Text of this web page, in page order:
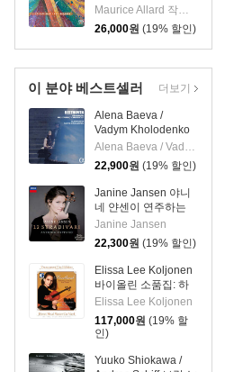
(Rhapsodies: Works
for Bassoon solo)
[SACD Hybrid]
Maurice Allard 작곡 외 4명
26,000원 (19% 할인)
이 분야 베스트셀러
Alena Baeva /
Vadym Kholodenko
베토벤: 바이올린 소
나타 5번 '봄', 9번 '크
로이처', 3번
(Beethoven: Violin
Sonatas Nos. 5
"Spring", 9 'Kreutzer"
& 3)
Alena Baeva / Vadym Kholodenko
22,900원 (19% 할인)
Janine Jansen 야니
네 얀센이 연주하는
12개의 스트라디바리
(12 Stradivari)
Janine Jansen
22,300원 (19% 할인)
Elissa Lee Koljonen
바이올린 소품집: 하
트브레이크
(Heartbreak:
Romantic Encores
For Violin) [투명 클리
어 컬러 2LP]
Elissa Lee Koljonen
117,000원 (19% 할
인)
Yuuko Shiokawa /
더보기